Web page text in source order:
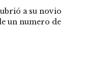
a su novio
un numero de